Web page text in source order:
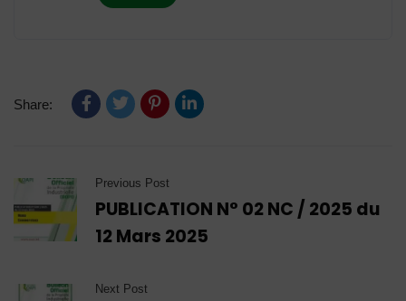
Share:
Previous Post
PUBLICATION N° 02 NC / 2025 du
12 Mars 2025
Next Post